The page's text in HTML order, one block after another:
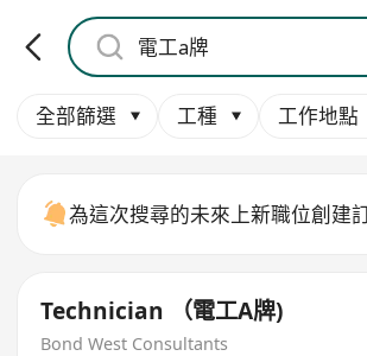
全部篩選 工種 工作地點
為這次搜尋的未來上新職位創建
Technician （電工A牌)
Bond West Consultants